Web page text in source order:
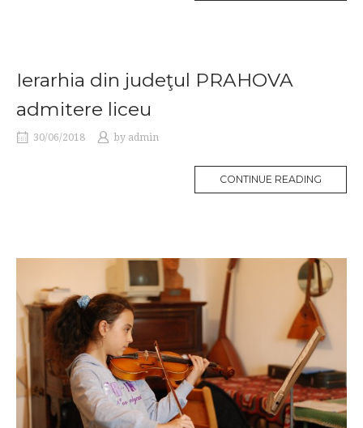
Ierarhia din judeţul PRAHOVA
admitere liceu
30/06/2018 by admin
CONTINUE READING